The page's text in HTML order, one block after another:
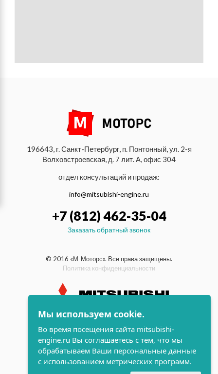
196643, г. Санкт-Петербург, п. Понтонный, ул. 2-я
Волховстроевская, д. 7 лит. А, офис 304
отдел консультаций и продаж:
info@mitsubishi-engine.ru
+7 (812) 462-35-04
Заказать обратный звонок
© 2016 «М-Моторс». Все права защищены.
Политика конфиденциальности
индустриальные и морские
дизельные двигатели Mitsubishi
разработка сайта
Мы используем cookie.
Во время посещения сайта mitsubishi-
engine.ru Вы соглашаетесь с тем, что мы
обрабатываем Ваши персональные данные
с использованием метрических программ.